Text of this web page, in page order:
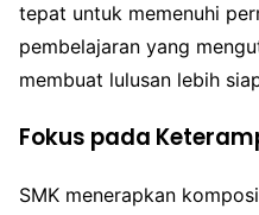
tepat untuk memenuhi
pembelajaran yang
membuat lulusan lebih
Fokus pada
SMK menerapkan